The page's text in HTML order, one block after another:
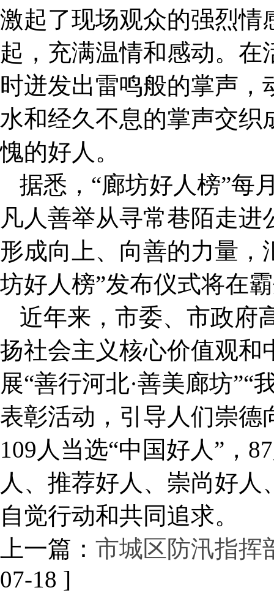
激起了现场观众的强烈情
起，充满温情和感动。
时迸发出雷鸣般的掌声
水和经久不息的掌声交织
愧的好人。
据悉，“廊坊好人榜”每
凡人善举从寻常巷陌走
形成向上、向善的力量，
坊好人榜”发布仪式将在
近年来，市委、市政府
扬社会主义核心价值观和
展“善行河北·善美廊坊”“
表彰活动，引导人们崇德
109人当选“中国好人”，
人、推荐好人、崇尚好
自觉行动和共同追求。
上一篇： 市城区防汛指挥
07-18 ]